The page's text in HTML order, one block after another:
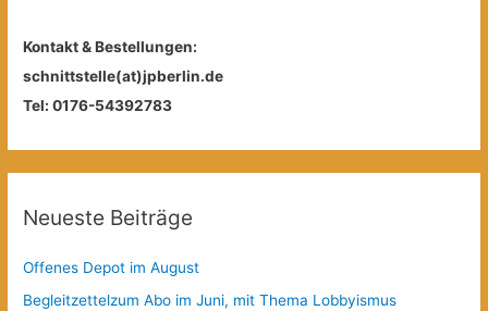
Kontakt & Bestellungen:
schnittstelle(at)jpberlin.de
Tel: 0176-54392783
Neueste Beiträge
Offenes Depot im August
Begleitzettelzum Abo im Juni, mit Thema Lobbyismus